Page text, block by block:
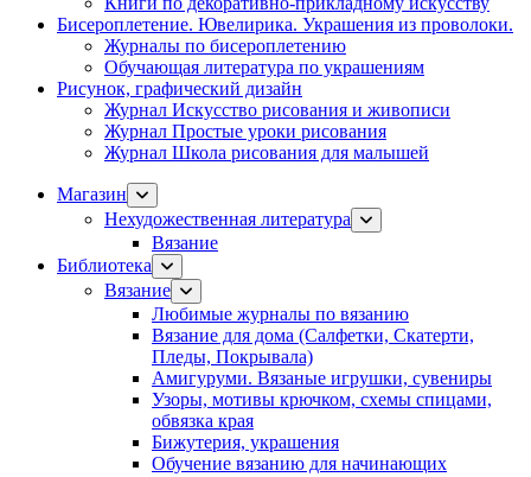
Бисероплетение. Ювелирика. Украшения из проволоки.
Журналы по бисероплетению
Обучающая литература по украшениям
Рисунок, графический дизайн
Журнал Искусство рисования и живописи
Журнал Простые уроки рисования
Журнал Школа рисования для малышей
Магазин
Нехудожественная литература
Вязание
Библиотека
Вязание
Любимые журналы по вязанию
Вязание для дома (Салфетки, Скатерти,
Пледы, Покрывала)
Амигуруми. Вязаные игрушки, сувениры
Узоры, мотивы крючком, схемы спицами,
обвязка края
Бижутерия, украшения
Обучение вязанию для начинающих